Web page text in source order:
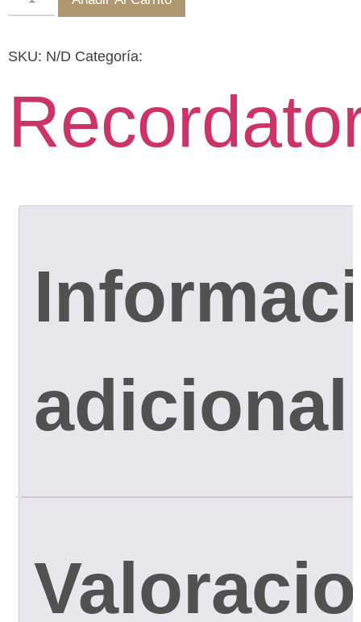
SKU: N/D Categoría:
adicional